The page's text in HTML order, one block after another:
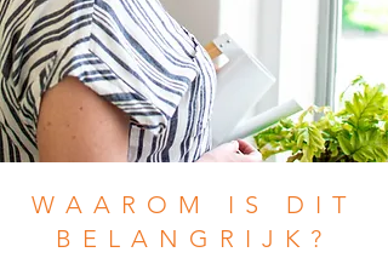
WAAROM IS DIT
BELANGRIJK?